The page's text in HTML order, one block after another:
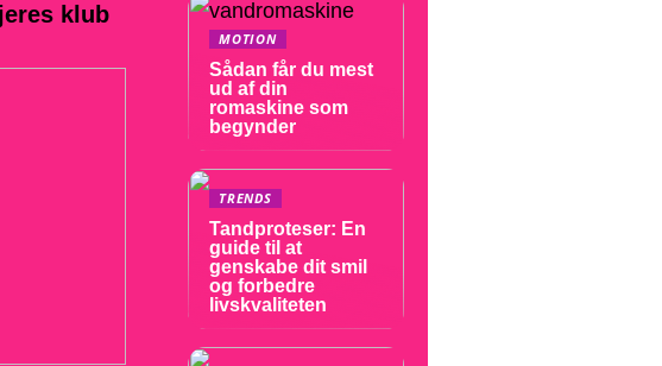
klub
MOTION
Sådan får du mest
ud af din
romaskine som
begynder
TRENDS
Tandproteser: En
guide til at
genskabe dit smil
og forbedre
livskvaliteten